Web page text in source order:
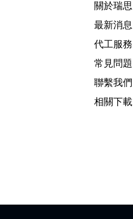
關於瑞思
最新消息
代工服務
常見問題
聯繫我們
相關下載